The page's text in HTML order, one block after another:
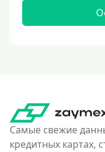
Самые свежие
кредитных картах,